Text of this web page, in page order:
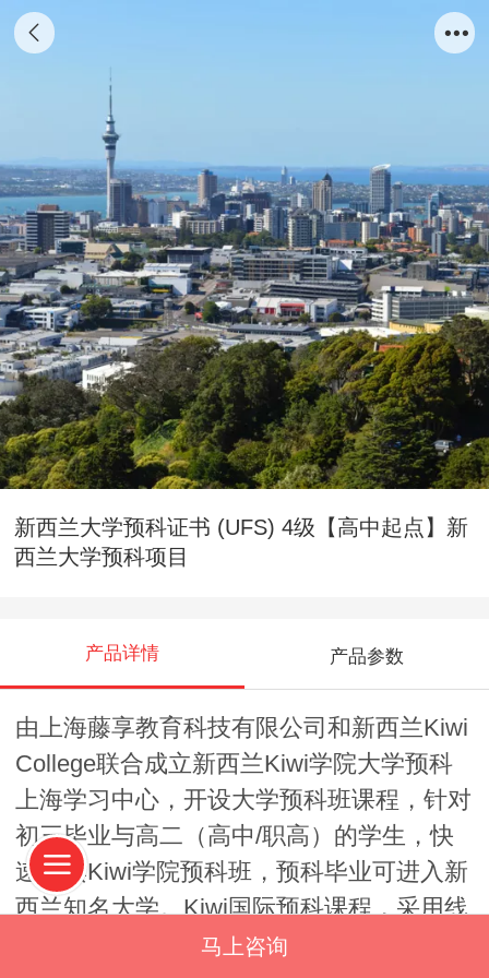
新西兰⼤学预科证书 (UFS) 4级【高中起点】新
西兰大学预科项目
产品详情 产品参数
由上海藤享教育科技有限公司和新西兰Kiwi
College联合成立新西兰Kiwi学院大学预科
上海学习中心，开设大学预科班课程，针对
初三毕业与高二（高中/职高）的学生，快
速就读Kiwi学院预科班，预科毕业可进入新
西兰知名大学。Kiwi国际预科课程，采用线
上线下相结合的教学方式。每班为15~20
马上咨询